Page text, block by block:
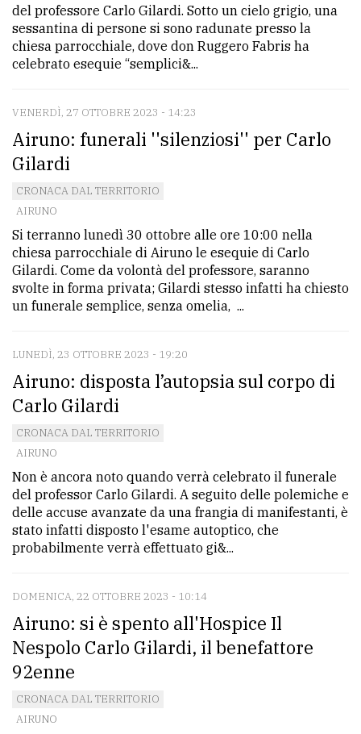
del professore Carlo Gilardi. Sotto un cielo grigio, una
sessantina di persone si sono radunate presso la
chiesa parrocchiale, dove don Ruggero Fabris ha
celebrato esequie “semplici&...
VENERDÌ, 27 OTTOBRE 2023 - 14:23
Airuno: funerali ''silenziosi'' per Carlo
Gilardi
CRONACA DAL TERRITORIO
AIRUNO
Si terranno lunedì 30 ottobre alle ore 10:00 nella
chiesa parrocchiale di Airuno le esequie di Carlo
Gilardi. Come da volontà del professore, saranno
svolte in forma privata; Gilardi stesso infatti ha chiesto
un funerale semplice, senza omelia, ...
LUNEDÌ, 23 OTTOBRE 2023 - 19:20
Airuno: disposta l’autopsia sul corpo di
Carlo Gilardi
CRONACA DAL TERRITORIO
AIRUNO
Non è ancora noto quando verrà celebrato il funerale
del professor Carlo Gilardi. A seguito delle polemiche e
delle accuse avanzate da una frangia di manifestanti, è
stato infatti disposto l'esame autoptico, che
probabilmente verrà effettuato gi&...
DOMENICA, 22 OTTOBRE 2023 - 10:14
Airuno: si è spento all'Hospice Il
Nespolo Carlo Gilardi, il benefattore
92enne
CRONACA DAL TERRITORIO
AIRUNO